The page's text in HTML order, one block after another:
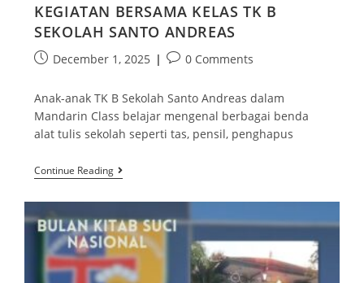
KEGIATAN BERSAMA KELAS TK B
SEKOLAH SANTO ANDREAS
December 1, 2025 0 Comments
Anak-anak TK B Sekolah Santo Andreas dalam
Mandarin Class belajar mengenal berbagai benda
alat tulis sekolah seperti tas, pensil, penghapus
Continue Reading